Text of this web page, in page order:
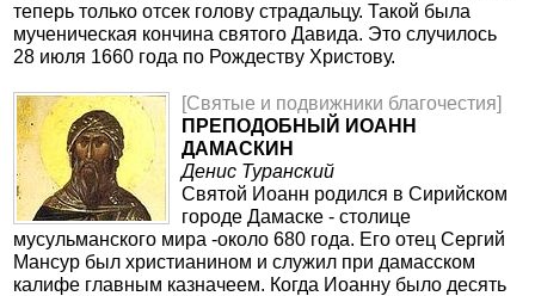
теперь только отсек голову страдальцу. Такой была
мученическая кончина святого Давида. Это случилось
28 июля 1660 года по Рождеству Христову.
[Святые и подвижники благочестия]
ПРЕПОДОБНЫЙ ИОАНН
ДАМАСКИН
Денис Туранский
Святой Иоанн родился в Сирийском
городе Дамаске - столице
мусульманского мира -около 680 года. Его отец Сергий
Мансур был христианином и служил при дамасском
калифе главным казначеем. Когда Иоанну было десять